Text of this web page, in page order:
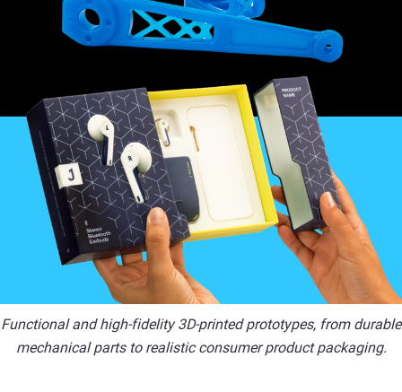
Functional and high-fidelity 3D-printed prototypes, from durable
mechanical parts to realistic consumer product packaging.